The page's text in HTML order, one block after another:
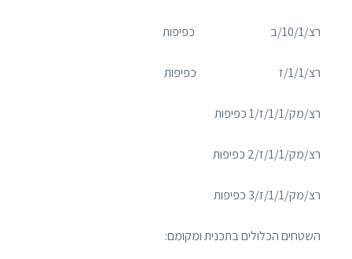
רצ/10/1/ב כפיפות
רצ/1/1/ז כפיפות
רצ/מק/1/1/ז/1 כפיפות
רצ/מק/1/1/ז/2 כפיפות
רצ/מק/1/1/ז/3 כפיפות
השטחים הכלולים בתכנית ומקומם: